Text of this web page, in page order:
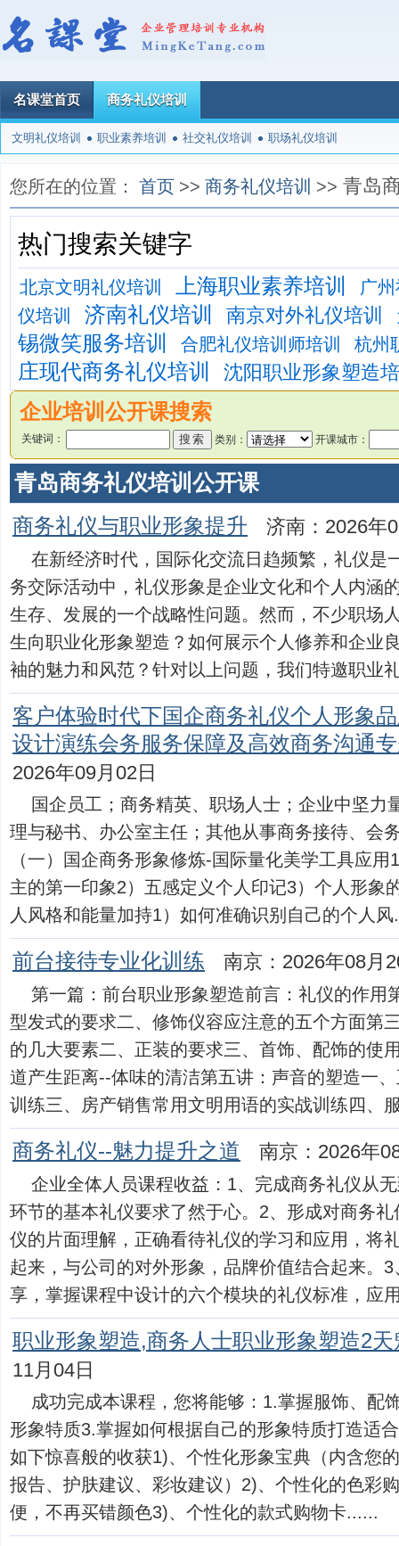
名课堂首页 商务礼仪培训
文明礼仪培训 职业素养培训 社交礼仪培训 职场礼仪培训
您所在的位置： 首页 >> 商务礼仪培训 >> 青岛
热门搜索关键字
北京文明礼仪培训 上海职业素养培训
广
仪培训
济南礼仪培训 南京对外礼仪培训
锡微笑服务培训 合肥礼仪培训师培训 杭州
庄现代商务礼仪培训 沈阳职业形象塑造
企业培训公开课搜索
关键词： 类别： 开课城市：
青岛商务礼仪培训公开课
商务礼仪与职业形象提升 济南：2026年
在新经济时代，国际化交流日趋频繁，礼仪是
务交际活动中，礼仪形象是企业文化和个人内涵
生存、发展的一个战略性问题。然而，不少职场
生向职业化形象塑造？如何展示个人修养和企业
袖的魅力和风范？针对以上问题，我们特邀职业
客户体验时代下国企商务礼仪个人形象
设计演练会务服务保障及高效商务沟通
2026年09月02日
国企员工；商务精英、职场人士；企业中坚力
理与秘书、办公室主任；其他从事商务接待、会
（一）国企商务形象修炼-国际量化美学工具应
主的第一印象2）五感定义个人印记3）个人形象
人风格和能量加持1）如何准确识别自己的个人
前台接待专业化训练 南京：2026年08月
第一篇：前台职业形象塑造前言：礼仪的作用
型发式的要求二、修饰仪容应注意的五个方面第
的几大要素二、正装的要求三、首饰、配饰的使
道产生距离--体味的清洁第五讲：声音的塑造一
训练三、房产销售常用文明用语的实战训练四、
商务礼仪--魅力提升之道 南京：2026年
企业全体人员课程收益：1、完成商务礼仪从
环节的基本礼仪要求了然于心。2、形成对商务
仪的片面理解，正确看待礼仪的学习和应用，将
起来，与公司的对外形象，品牌价值结合起来。
享，掌握课程中设计的六个模块的礼仪标准，应
职业形象塑造,商务人士职业形象塑造2
11月04日
成功完成本课程，您将能够：1.掌握服饰、配
形象特质3.掌握如何根据自己的形象特质打造适
如下惊喜般的收获1)、个性化形象宝典（内含您
报告、护肤建议、彩妆建议）2)、个性化的色彩
便，不再买错颜色3)、个性化的款式购物卡......